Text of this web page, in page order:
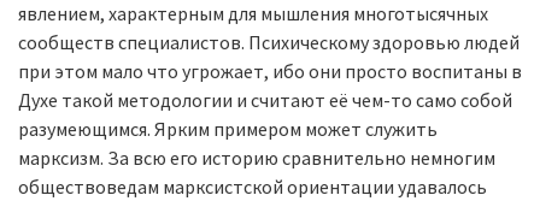
явлением, характерным для мышле­ния многотысячных
сообществ специалистов. Психическому здоровью людей
при этом мало что угрожает, ибо они просто воспитаны в
Духе такой методологии и считают её чем-то само собой
разумею­щимся. Ярким примером может служить
марксизм. За всю его исто­рию сравнительно немногим
обществоведам марксистской ориентации удавалось